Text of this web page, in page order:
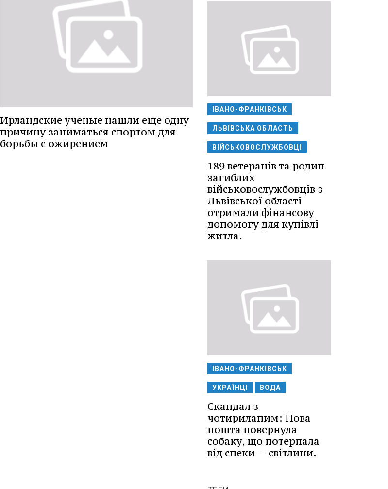
Ирландские ученые нашли еще одну
причину заниматься спортом для
борьбы с ожирением
ІВАНО-ФРАНКІВСЬК
ЛЬВІВСЬКА ОБЛАСТЬ
ВІЙСЬКОВОСЛУЖБОВЦІ
189 ветеранів та родин
загиблих
військовослужбовців з
Львівської області
отримали фінансову
допомогу для купівлі
житла.
ІВАНО-ФРАНКІВСЬК
УКРАЇНЦІ ВОДА
Скандал з
чотирилапим: Нова
пошта повернула
собаку, що потерпала
від спеки -- світлини.